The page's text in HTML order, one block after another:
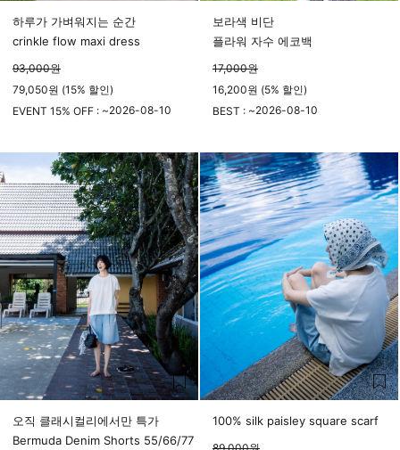
하루가 가벼워지는 순간
crinkle flow maxi dress
93,000원
79,050원 (15% 할인)
EVENT 15% OFF : ~2026-08-10
보라색 비단
플라워 자수 에코백
17,000원
16,200원 (5% 할인)
BEST : ~2026-08-10
오직 클래시컬리에서만 특가
Bermuda Denim Shorts 55/66/77
100% silk paisley square scarf
89,000원